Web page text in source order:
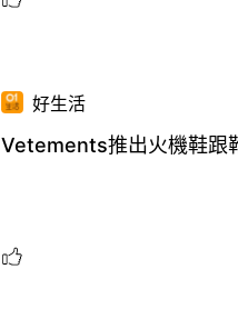
好生活
Vetements推出火機鞋